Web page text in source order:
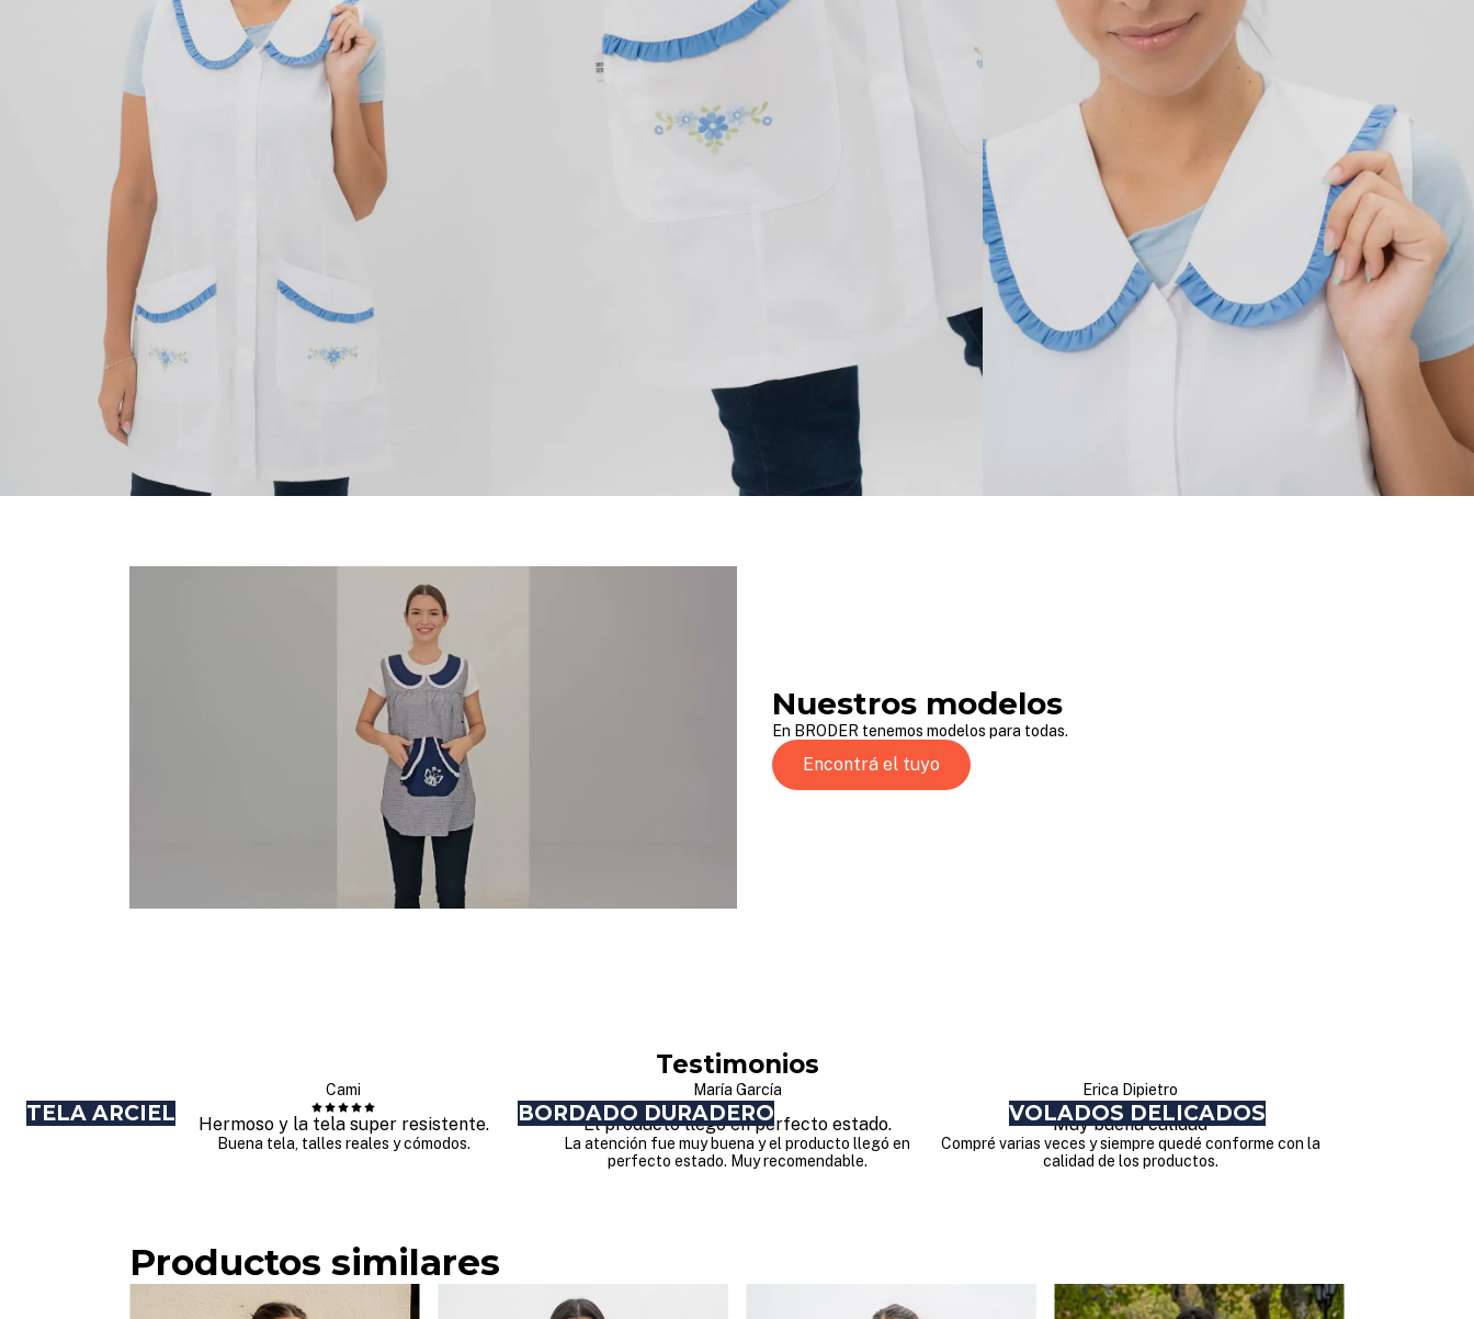
TELA ARCIEL BORDADO DURADERO VOLADOS DELICADOS
Nuestros modelos
En BRODER tenemos modelos para todas.
Encontrá el tuyo
Testimonios
Cami
Hermoso y la tela super resistente.
Buena tela, talles reales y cómodos.
María García
El producto llegó en perfecto estado.
La atención fue muy buena y el producto llegó en
perfecto estado. Muy recomendable.
Erica Dipietro
Muy buena calidad
Compré varias veces y siempre quedé conforme con la
calidad de los productos.
Productos similares